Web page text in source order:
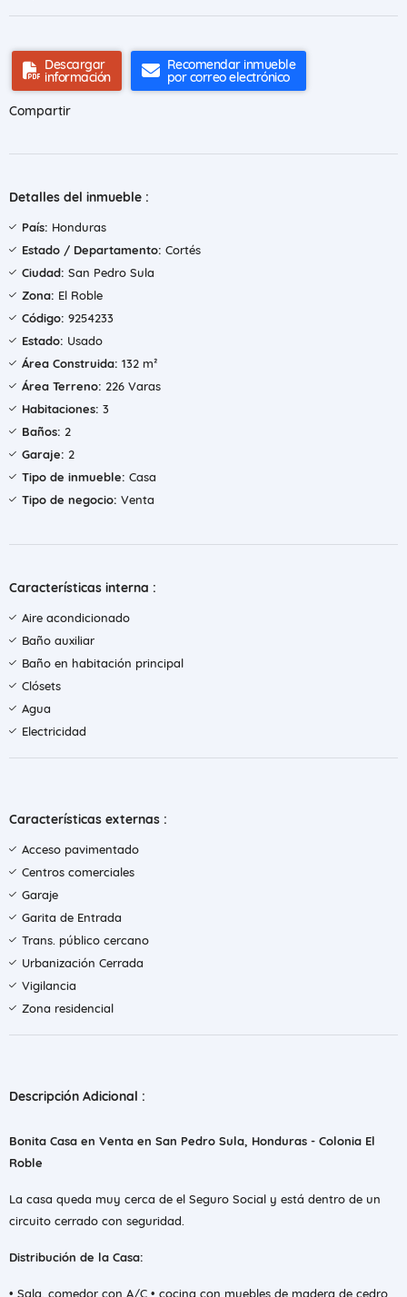
Descargar
información
Recomendar inmueble
por correo electrónico
Compartir
Detalles del inmueble :
País: Honduras
Estado / Departamento: Cortés
Ciudad: San Pedro Sula
Zona: El Roble
Código: 9254233
Estado: Usado
Área Construida: 132 m²
Área Terreno: 226 Varas
Habitaciones: 3
Baños: 2
Garaje: 2
Tipo de inmueble: Casa
Tipo de negocio: Venta
Características interna :
Aire acondicionado
Baño auxiliar
Baño en habitación principal
Clósets
Agua
Electricidad
Características externas :
Acceso pavimentado
Centros comerciales
Garaje
Garita de Entrada
Trans. público cercano
Urbanización Cerrada
Vigilancia
Zona residencial
Descripción Adicional :
Bonita Casa en Venta en San Pedro Sula, Honduras - Colonia El
Roble
La casa queda muy cerca de el Seguro Social y está dentro de un
circuito cerrado con seguridad.
Distribución de la Casa:
• ⁠Sala, comedor con A/C • cocina con muebles de madera de cedro